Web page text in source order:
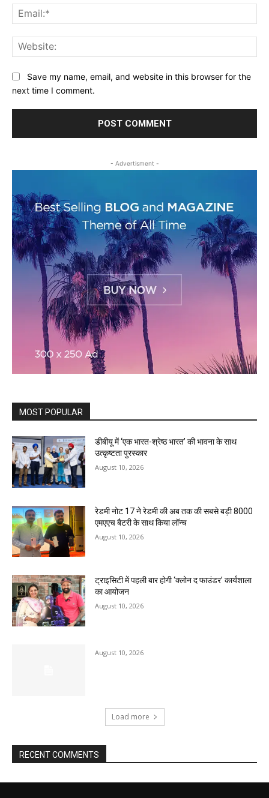
Save my name, email, and website in this browser for the
next time I comment.
- Advertisment -
MOST POPULAR
डीबीयू में ‘एक भारत-श्रेष्ठ भारत’ की भावना के साथ
उत्कृष्टता पुरस्कार
August 10, 2026
रेडमी नोट 17 ने रेडमी की अब तक की सबसे बड़ी 8000
एमएएच बैटरी के साथ किया लॉन्च
August 10, 2026
ट्राइसिटी में पहली बार होगी ‘क्लोन द फाउंडर’ कार्यशाला
का आयोजन
August 10, 2026
August 10, 2026
Load more
RECENT COMMENTS